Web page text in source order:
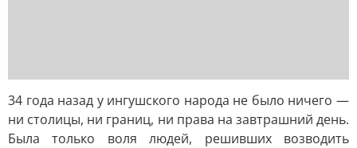
34 года назад у ингушского народа не было ничего —
ни столицы, ни границ, ни права на завтрашний день.
Была только воля людей, решивших возводить